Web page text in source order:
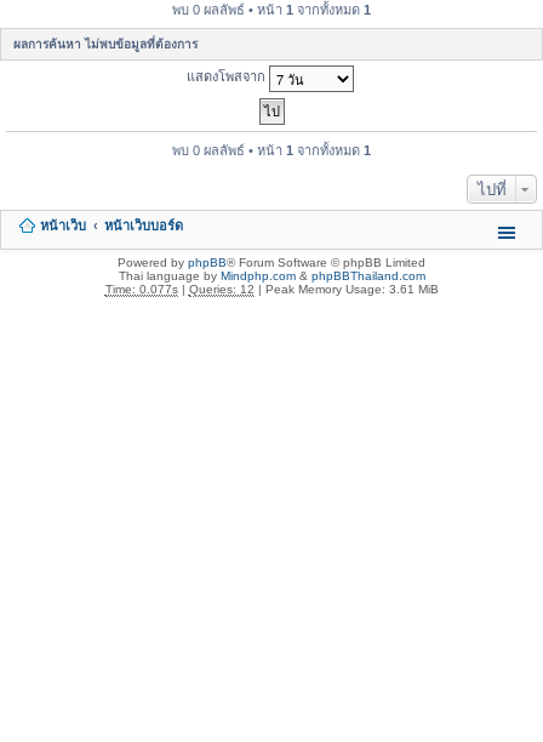
n
พบ 0 ผลลัพธ์ • หน้า 1 จากทั้งหมด 1
ผลการค้นหา ไม่พบข้อมูลที่ต้องการ
แสดงโพสจาก
พบ 0 ผลลัพธ์ • หน้า 1 จากทั้งหมด 1
ไปที่
หน้าเว็บ หน้าเว็บบอร์ด
Powered by phpBB® Forum Software © phpBB Limited
Thai language by Mindphp.com& phpBBThailand.com
Time: 0.077s| Queries: 12 | Peak Memory Usage: 3.61 MiB